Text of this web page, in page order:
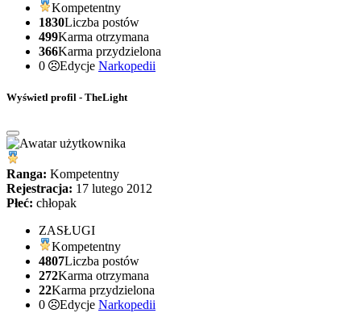
Kompetentny
1830Liczba postów
499Karma otrzymana
366Karma przydzielona
0
Edycje Narkopedii
Wyświetl profil - TheLight
Ranga: Kompetentny
Rejestracja: 17 lutego 2012
Płeć: chłopak
ZASŁUGI
Kompetentny
4807Liczba postów
272Karma otrzymana
22Karma przydzielona
0
Edycje Narkopedii